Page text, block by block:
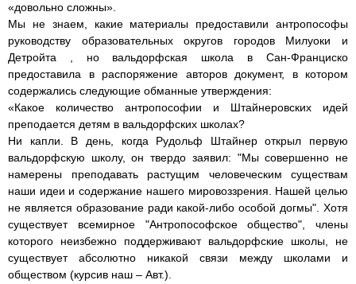
«довольно сложны».
Мы не знаем, какие материалы предоставили антропософы
руководству образовательных округов городов Милуоки и
Детройта , но вальдорфская школа в Сан-Франциско
предоставила в распоряжение авторов документ, в котором
содержались следующие обманные утверждения:
«Какое количество антропософии и Штайнеровских идей
преподается детям в вальдорфских школах?
Ни капли. В день, когда Рудольф Штайнер открыл первую
вальдорфскую школу, он твердо заявил: "Мы совершенно не
намерены преподавать растущим человеческим существам
наши идеи и содержание нашего мировоззрения. Нашей целью
не является образование ради какой-либо особой догмы". Хотя
существует всемирное "Антропософское общество", члены
которого неизбежно поддерживают вальдорфские школы, не
существует абсолютно никакой связи между школами и
обществом (курсив наш – Авт.).